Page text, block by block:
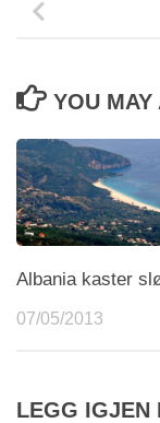
YOU
Albania kaster
07/05/2013
LEGG IGJEN